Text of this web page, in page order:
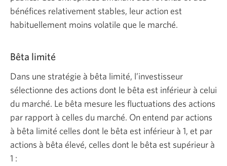
bénéfices relativement stables, leur action est
habituellement moins volatile que le marché.
Bêta limité
Dans une stratégie à bêta limité, l’investisseur
sélectionne des actions dont le bêta est inférieur à celui
du marché. Le bêta mesure les fluctuations des actions
par rapport à celles du marché. On entend par actions
à bêta limité celles dont le bêta est inférieur à 1, et par
actions à bêta élevé, celles dont le bêta est supérieur à
1 :